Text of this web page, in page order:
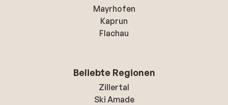
Mayrhofen
Kaprun
Flachau
Beliebte Regionen
Zillertal
Ski Amade